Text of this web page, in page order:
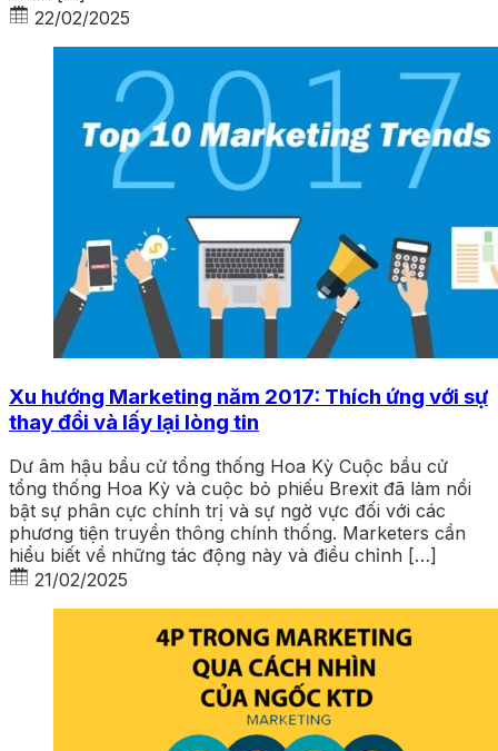
22/02/2025
Xu hướng Marketing năm 2017: Thích ứng với sự
thay đổi và lấy lại lòng tin
Dư âm hậu bầu cử tổng thống Hoa Kỳ Cuộc bầu cử
tổng thống Hoa Kỳ và cuộc bỏ phiếu Brexit đã làm nổi
bật sự phân cực chính trị và sự ngờ vực đối với các
phương tiện truyền thông chính thống. Marketers cần
hiểu biết về những tác động này và điều chỉnh […]
21/02/2025